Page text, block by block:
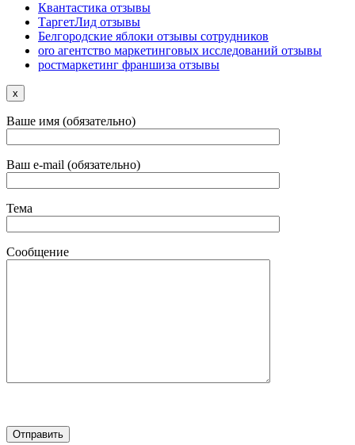
Квантастика отзывы
ТаргетЛид отзывы
Белгородские яблоки отзывы сотрудников
oro агентство маркетинговых исследований отзывы
ростмаркетинг франшиза отзывы
x
Ваше имя (обязательно)
Ваш e-mail (обязательно)
Тема
Сообщение